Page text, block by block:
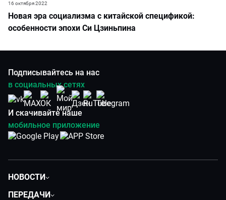
Новая эра социализма с китайской спецификой:
особенности эпохи Си Цзиньпина
16 октября 2022
Подписывайтесь на нас
в социальных сетях
И скачивайте наше
мобильное приложение
НОВОСТИ
ПЕРЕДАЧИ